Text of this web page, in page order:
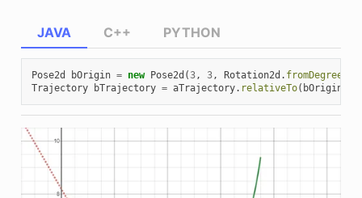
JAVA
Pose2d bOrigin = new Pose2d (3, 3, Rotation2d . fromDegrees
Trajectory
bTrajectory = aTrajectory. relativeTo( bOrigin
C++ PYTHON